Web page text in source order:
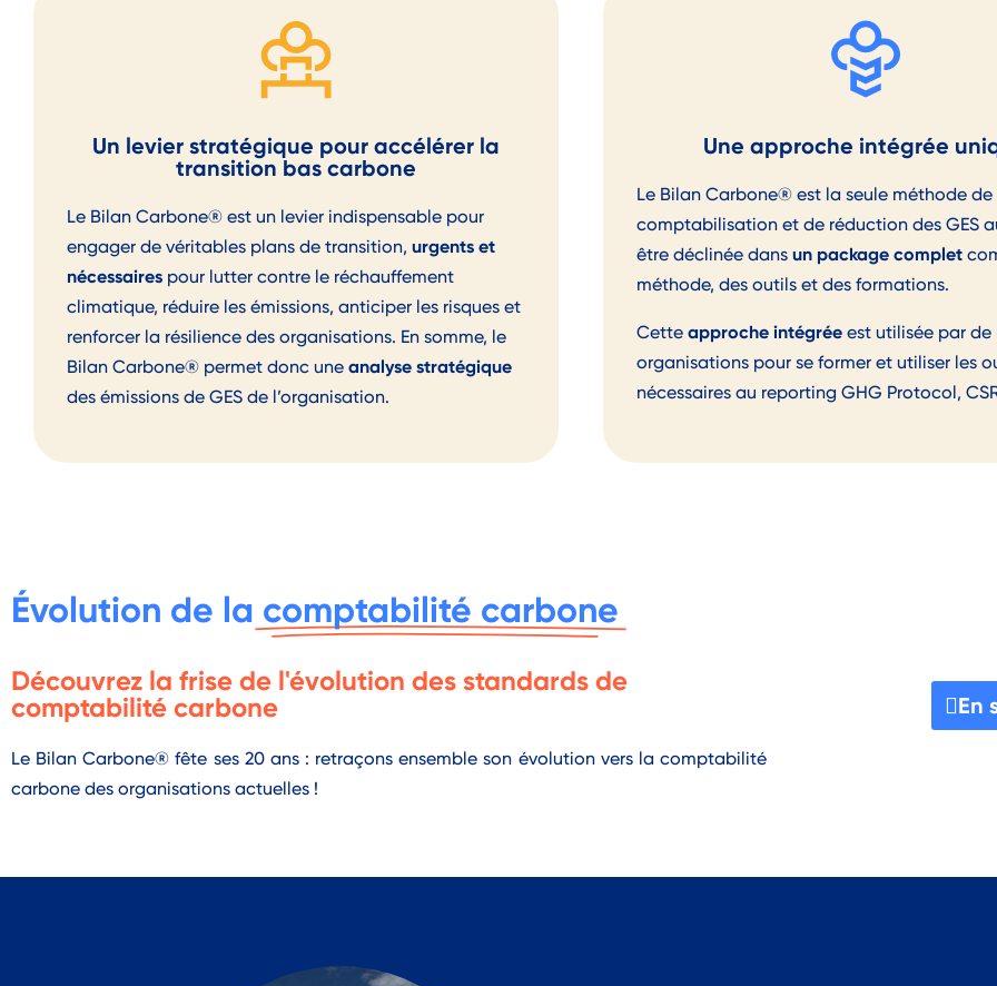
Un levier stratégique pour accélérer la
transition bas carbone
Le Bilan Carbone® est un levier indispensable pour
engager de véritables plans de transition, urgents et
nécessaires pour lutter contre le réchauffement
climatique, réduire les émissions, anticiper les risques et
renforcer la résilience des organisations. En somme, le
Bilan Carbone® permet donc une analyse stratégique
des émissions de GES de l’organisation.
Une approche intégrée
Le Bilan Carbone® est la seule méthode de
comptabilisation et de réduction des GES
être déclinée dans un package complet
méthode, des outils et des formations.
Cette approche intégrée est utilisée par de
organisations pour se former et utiliser les
nécessaires au reporting GHG Protocol,
Évolution de la comptabilité carbone
Découvrez la frise de l'évolution des standards de
comptabilité carbone
Le Bilan Carbone® fête ses 20 ans : retraçons ensemble son évolution vers la comptabilité
carbone des organisations actuelles !
En